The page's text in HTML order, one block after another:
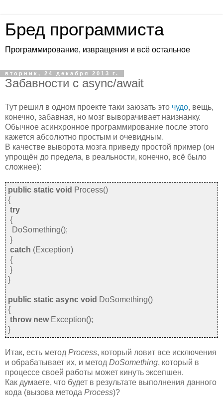
Бред программиста
Программирование, извращения и всё остальное
вторник, 24 декабря 2013 г.
Забавности с async/await
Тут решил в одном проекте таки заюзать это чудо, вещь,
конечно, забавная, но мозг выворачивает наизнанку.
Обычное асинхронное программирование после этого
кажется абсолютно простым и очевидным.
В качестве выворота мозга приведу простой пример (он
упрощён до предела, в реальности, конечно, всё было
сложнее):
public static void Process()
{
try
{
DoSomething();
}
catch (Exception)
{
}
}
public static async void DoSomething()
{
throw new Exception();
}
Итак, есть метод Process, который ловит все исключения
и обрабатывает их, и метод DoSomething, который в
процессе своей работы может кинуть эксепшен.
Как думаете, что будет в результате выполнения данного
кода (вызова метода Process)?